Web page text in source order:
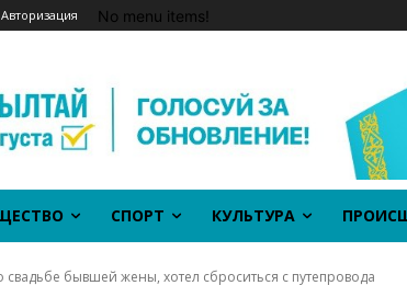
No menu items!
СПОРТ КУЛЬТУРА
бывшей жены, хотел сброситься с путепровода